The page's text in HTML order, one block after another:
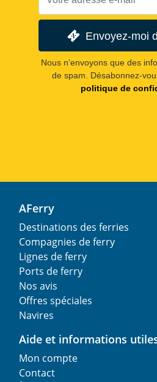
Envoyez-moi
Nous n'envoyons que des
de spam. Désabonnez-
politique de
AFerry
Destinations des ferries
Compagnies de ferry
Lignes de ferry
Ports de ferry
Nos avis
Offres spéciales
Navires
Aide et informations
Mon compte
Contact